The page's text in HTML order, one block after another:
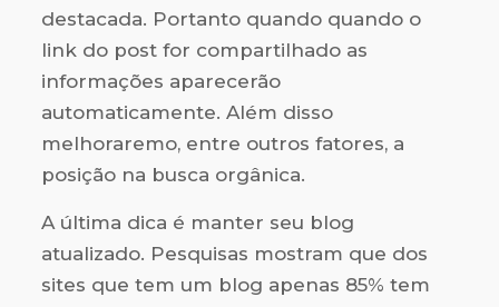
destacada. Portanto quando quando o
link do post for compartilhado as
informações aparecerão
automaticamente. Além disso
melhoraremo, entre outros fatores, a
posição na busca orgânica.
A última dica é manter seu blog
atualizado. Pesquisas mostram que dos
sites que tem um blog apenas 85% tem